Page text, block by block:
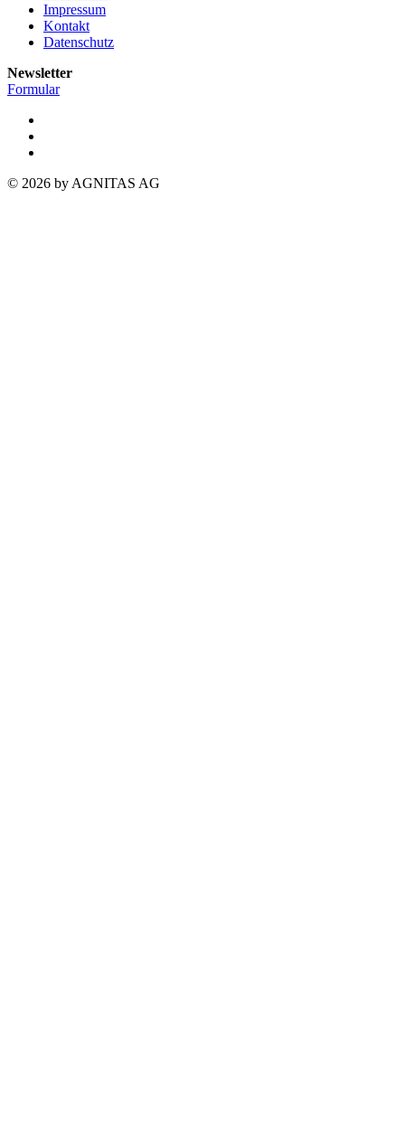
Impressum
Kontakt
Datenschutz
Newsletter
Formular
© 2026 by AGNITAS AG